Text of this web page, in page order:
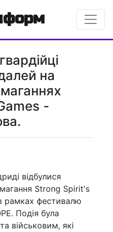
на
-
відбулися
Strong Spirit's
рамках фестивалю
Подія була
військовим, які